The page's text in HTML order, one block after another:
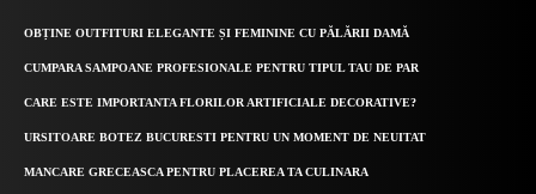
OBȚINE OUTFITURI ELEGANTE ȘI FEMININE CU PĂLĂRII DAMĂ
CUMPARA SAMPOANE PROFESIONALE PENTRU TIPUL TAU DE PAR
CARE ESTE IMPORTANTA FLORILOR ARTIFICIALE DECORATIVE?
URSITOARE BOTEZ BUCURESTI PENTRU UN MOMENT DE NEUITAT
MANCARE GRECEASCA PENTRU PLACEREA TA CULINARA